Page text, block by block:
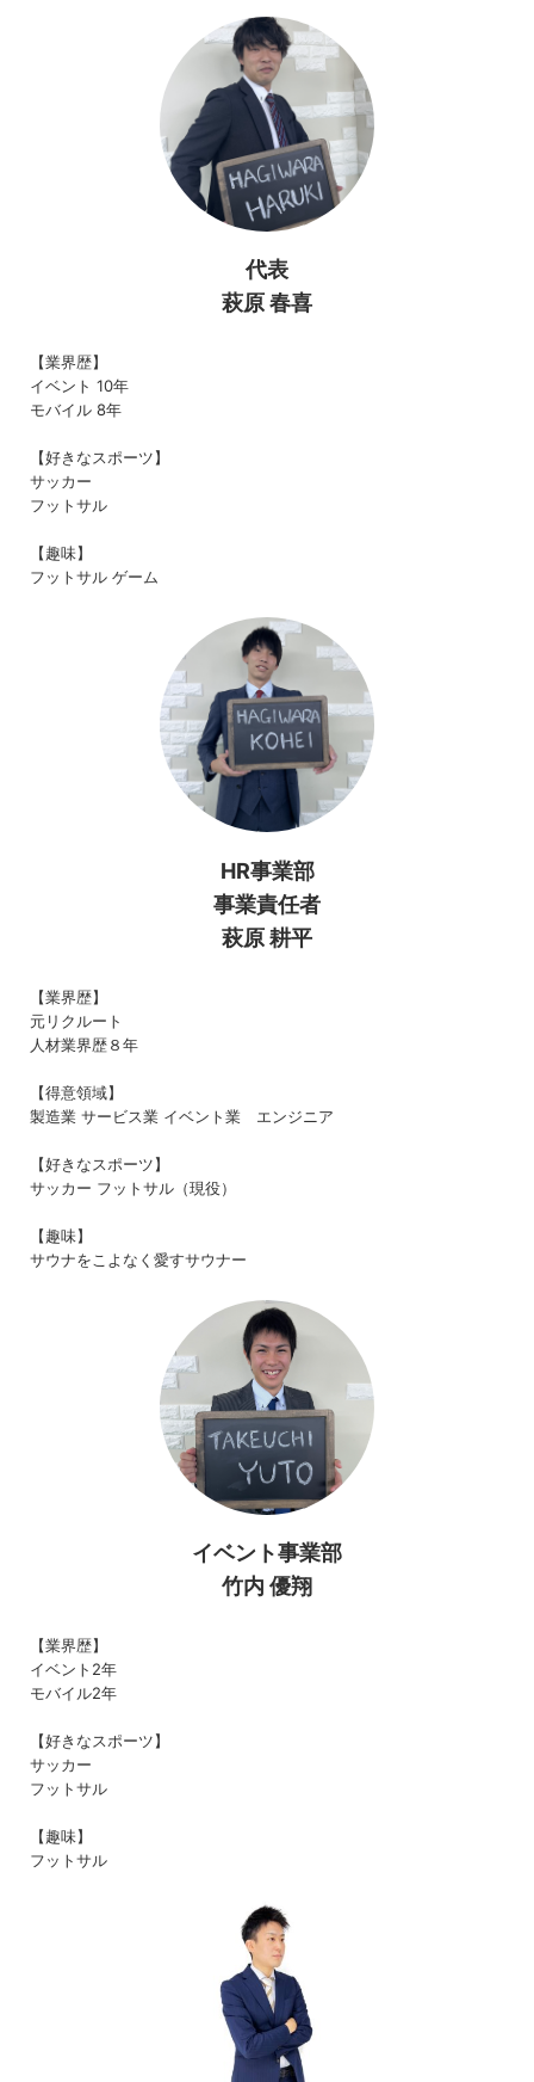
代表
萩原 春喜
【業界歴】
イベント 10年
モバイル 8年
【好きなスポーツ】
サッカー
フットサル
【趣味】
フットサル ゲーム
HR事業部
事業責任者
萩原 耕平
【業界歴】
元リクルート
人材業界歴８年
【得意領域】
製造業 サービス業 イベント業 エンジニア
【好きなスポーツ】
サッカー フットサル（現役）
【趣味】
サウナをこよなく愛すサウナー
イベント事業部
竹内 優翔
【業界歴】
イベント2年
モバイル2年
【好きなスポーツ】
サッカー
フットサル
【趣味】
フットサル